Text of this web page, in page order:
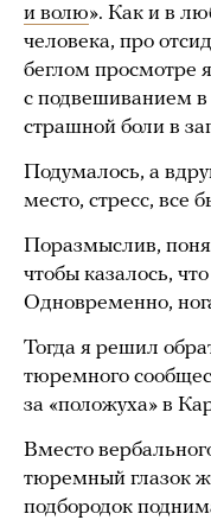
и волю». Как и в
человека, про
беглом просмотре
с подвешиванием
страшной боли в
Подумалось, а
место, стресс, все
Поразмыслив,
чтобы казалось,
Одновременно,
Тогда я решил
тюремного
за «положуха» в
Вместо
тюремный глазок
подбородок